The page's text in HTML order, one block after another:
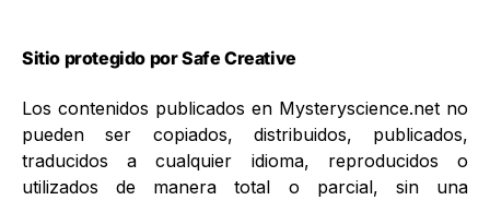
Sitio protegido por Safe Creative
Los contenidos publicados en Mysteryscience.net no
pueden ser copiados, distribuidos, publicados,
traducidos a cualquier idioma, reproducidos o
utilizados de manera total o parcial, sin una